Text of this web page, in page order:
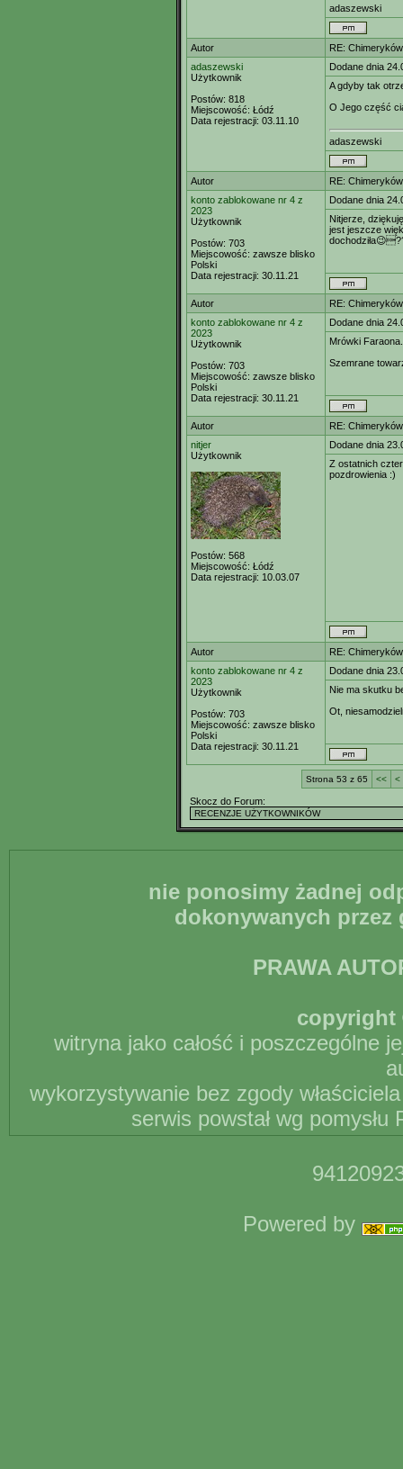
adaszewski
Autor
RE:
adaszewski
Użytkownik
Postów: 818
Miejscowość: Łódź
Data rejestracji: 03.11.10
Dodane dnia
A gdyby tak
O Jego część
adaszewski
Autor
RE:
konto zablokowane nr 4 z
2023
Użytkownik
Postów: 703
Miejscowość: zawsze blisko
Polski
Data rejestracji: 30.11.21
Dodane dnia
Nitjerze,
jest jeszcze
Autor
RE:
konto zablokowane nr 4 z
2023
Użytkownik
Postów: 703
Miejscowość: zawsze blisko
Polski
Data rejestracji: 30.11.21
Dodane dnia
Mrówki Faraona.
Szemrane
Autor
RE:
nitjer
Użytkownik
Postów: 568
Miejscowość: Łódź
Data rejestracji: 10.03.07
Dodane dnia
Z ostatnich
pozdrowienia :)
Autor
RE:
konto zablokowane nr 4 z
2023
Użytkownik
Postów: 703
Miejscowość: zawsze blisko
Polski
Data rejestracji: 30.11.21
Dodane dnia
Nie ma skutku
Ot,
Strona 53 z 65 << <
Skocz do Forum:
nie ponosimy żadnej
dokonywanych
PRAWA
copyright
witryna jako całość i poszczególne
wykorzystywanie bez zgody
serwis powstał wg
Powered by